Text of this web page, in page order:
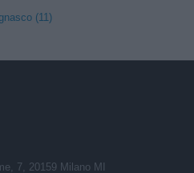
(11)
7, 20159 Milano MI